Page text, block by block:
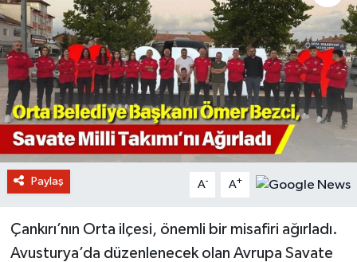
Paylaş A- A+
Çankırı’nın Orta ilçesi, önemli bir misafiri ağırladı.
Avusturya’da düzenlenecek olan Avrupa Savate